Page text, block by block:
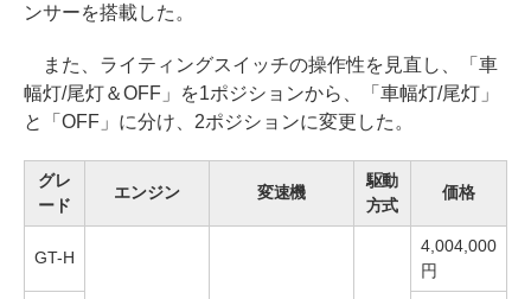
ンサーを搭載した。
また、ライティングスイッチの操作性を見直し、「車
幅灯/尾灯＆OFF」を1ポジションから、「車幅灯/尾灯」
と「OFF」に分け、2ポジションに変更した。
グレ
ード
エンジン 変速機
駆動
方式
価格
GT-H
4,004,000
円